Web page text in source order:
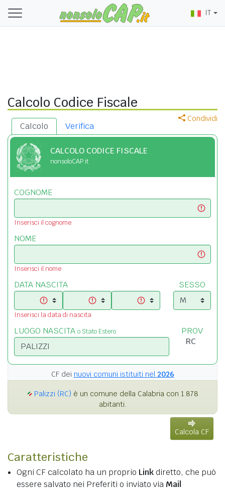
IT
Calcolo Codice Fiscale
Condividi
Calcolo Verifica
CALCOLO CODICE FISCALE
nonsoloCAP.it
COGNOME
Inserisci il cognome
NOME
Inserisci il nome
DATA NASCITA
Inserisci la data di nascita
SESSO
LUOGO NASCITA o Stato Estero PROV
CF dei nuovi comuni istituiti nel 2026
Palizzi (RC) è un comune della Calabria con 1.878
abitanti.
Calcola CF
Caratteristiche
Ogni CF calcolato ha un proprio Linkdiretto, che può
essere salvato nei Preferiti o inviato via Mail